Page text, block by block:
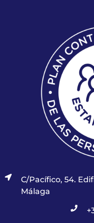
C/Pacífico, 54.
Málaga